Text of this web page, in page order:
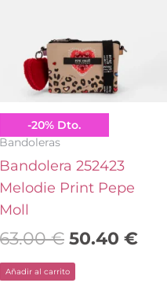
-20% Dto.
Pepe Moll
Bandoleras
Bandolera 252423
Melodie Print Pepe
Moll
63.00€ 50.40 €
Añadir al carrito